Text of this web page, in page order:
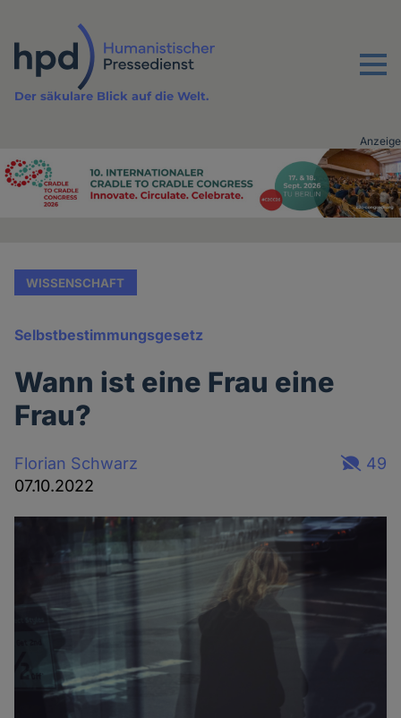
Inhalt
Menu
Der säkulare Blick auf die Welt.
Advertising
Anzeige
WISSENSCHAFT
Selbstbestimmungsgesetz
Wann ist eine Frau eine
Frau?
Florian Schwarz
07.10.2022
49